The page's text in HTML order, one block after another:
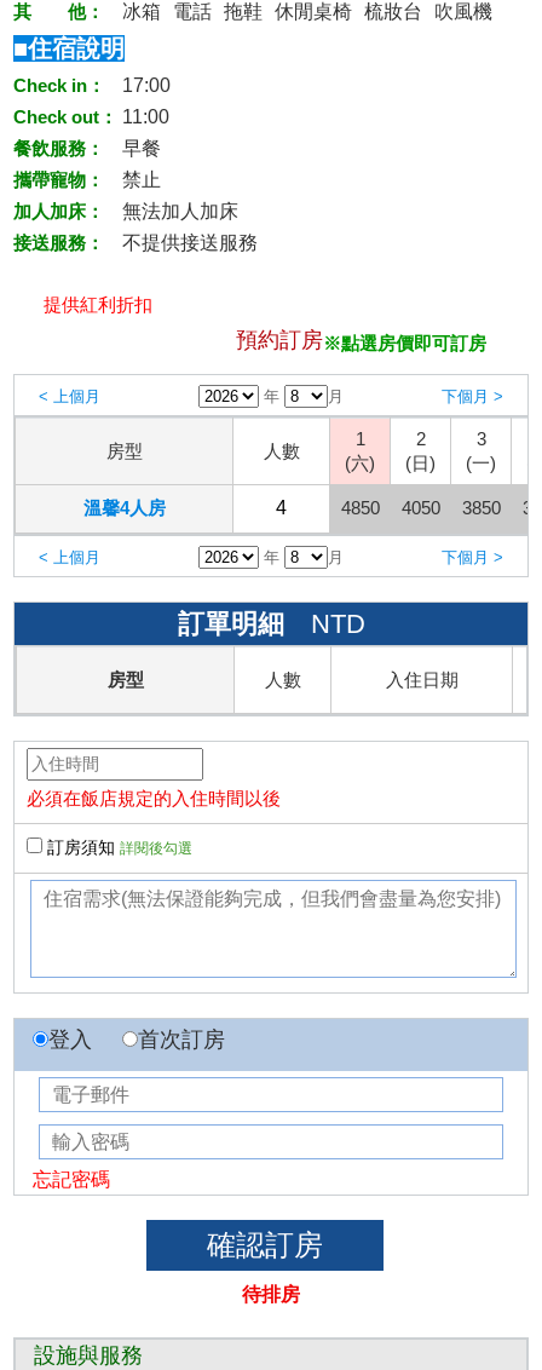
其 他：
冰箱 電話 拖鞋 休閒桌椅 梳妝台 吹風機
■住宿說明
Check in：
17:00
Check out：
11:00
餐飲服務：
早餐
攜帶寵物：
禁止
加人加床：
無法加人加床
接送服務：
不提供接送服務
提供紅利折扣
預約訂房※點選房價即可訂房
< 上個月 年 月 下個月 >
房型 人數
1
(六)
2
(日)
3
(一)
溫馨4人房 4 4850 4050 3850
< 上個月 年 月 下個月 >
訂單明細 NTD
房型 人數 入住日期
必須在飯店規定的入住時間以後
訂房須知詳閱後勾選
登入 首次訂房
忘記密碼
待排房
設施與服務